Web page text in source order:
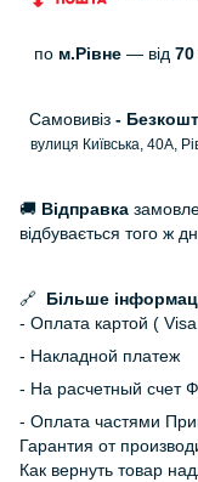
по м.Рівне — від 70
Самовивіз -
вулиця Київська, 40А,
🚚 Відправка
відбувається того ж
🔗 Більше
- Оплата картой (
- Накладной платеж
- На расчетный счет
- Оплата частями
Гарантия от
Как вернуть товар